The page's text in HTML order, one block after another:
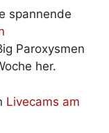
spannende
Paroxysmen
her.
Livecams am